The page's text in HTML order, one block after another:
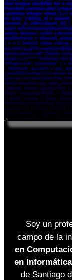
Soy un
campo de la
en
en Informática
de Santiago